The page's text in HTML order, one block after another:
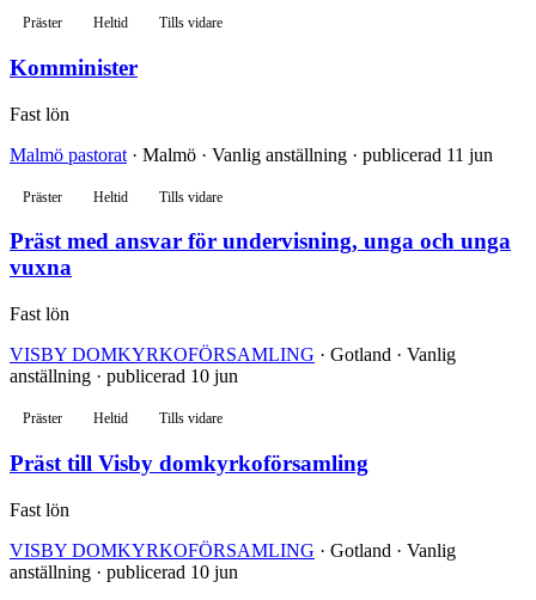
Präster Heltid Tills vidare
Komminister
Fast lön
Malmö pastorat · Malmö · Vanlig anställning · publicerad 11 jun
Präster Heltid Tills vidare
Präst med ansvar för undervisning, unga och unga
vuxna
Fast lön
VISBY DOMKYRKOFÖRSAMLING · Gotland · Vanlig
anställning · publicerad 10 jun
Präster Heltid Tills vidare
Präst till Visby domkyrkoförsamling
Fast lön
VISBY DOMKYRKOFÖRSAMLING · Gotland · Vanlig
anställning · publicerad 10 jun